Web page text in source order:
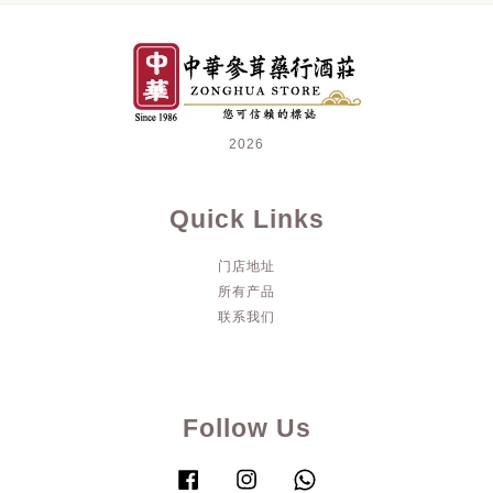
2026
Quick Links
门店地址
所有产品
联系我们
Follow Us
Facebook Instagram